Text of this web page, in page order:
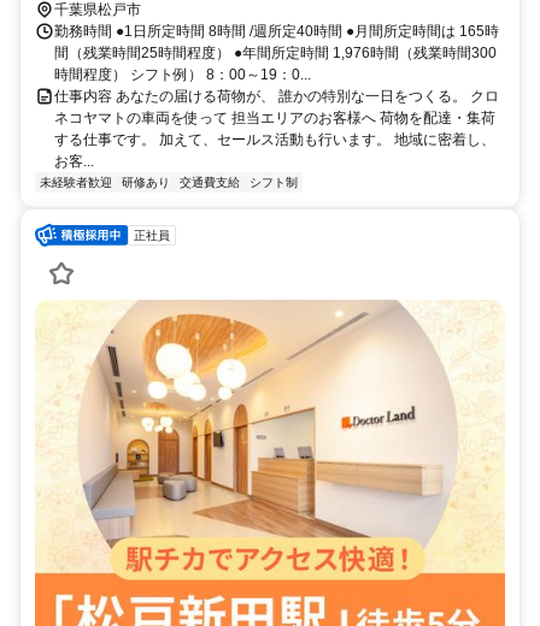
千葉県松戸市
勤務時間 ●1日所定時間 8時間 /週所定40時間 ●月間所定時間は 165時
間（残業時間25時間程度） ●年間所定時間 1,976時間（残業時間300
時間程度） シフト例） 8：00～19：0...
仕事内容 あなたの届ける荷物が、 誰かの特別な一日をつくる。 クロ
ネコヤマトの車両を使って 担当エリアのお客様へ 荷物を配達・集荷
する仕事です。 加えて、セールス活動も行います。 地域に密着し、
お客...
未経験者歓迎 研修あり 交通費支給 シフト制
正社員